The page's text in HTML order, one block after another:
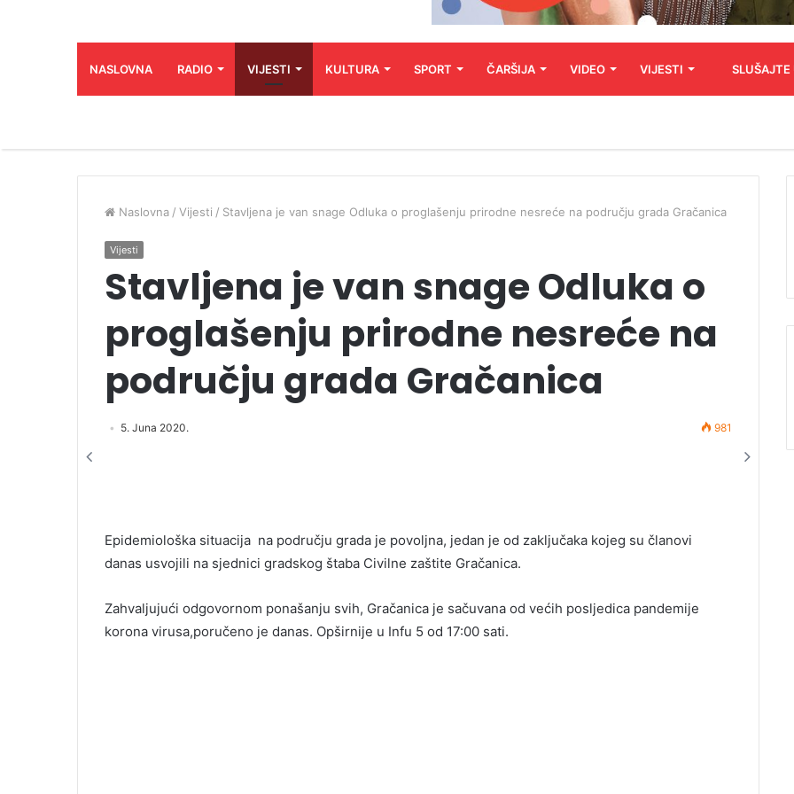
NASLOVNA RADIO VIJESTI KULTURA SPORT ČARŠIJA VIDEO VIJESTI SLUŠAJTE
Naslovna / Vijesti / Stavljena je van snage Odluka o proglašenju prirodne nesreće na području grada Gračanica
Vijesti
Stavljena je van snage Odluka o
proglašenju prirodne nesreće na
području grada Gračanica
5. Juna 2020. 981
Epidemiološka situacija na području grada je povoljna, jedan je od zaključaka kojeg su članovi
danas usvojili na sjednici gradskog štaba Civilne zaštite Gračanica.
Zahvaljujući odgovornom ponašanju svih, Gračanica je sačuvana od većih posljedica pandemije
korona virusa,poručeno je danas. Opširnije u Infu 5 od 17:00 sati.